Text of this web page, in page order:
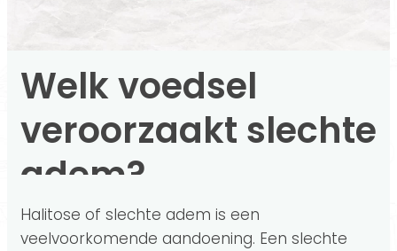
Welk voedsel
veroorzaakt slechte
adem?
Halitose of slechte adem is een
veelvoorkomende aandoening. Een slechte